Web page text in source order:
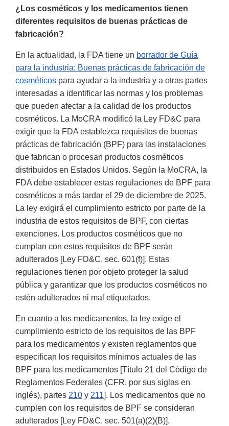
¿Los cosméticos y los medicamentos tienen
diferentes requisitos de buenas prácticas de
fabricación?
En la actualidad, la FDA tiene un borrador de Guía
para la industria: Buenas prácticas de fabricación de
cosméticos para ayudar a la industria y a otras partes
interesadas a identificar las normas y los problemas
que pueden afectar a la calidad de los productos
cosméticos. La MoCRA modificó la Ley FD&C para
exigir que la FDA establezca requisitos de buenas
prácticas de fabricación (BPF) para las instalaciones
que fabrican o procesan productos cosméticos
distribuidos en Estados Unidos. Según la MoCRA, la
FDA debe establecer estas regulaciones de BPF para
cosméticos a más tardar el 29 de diciembre de 2025.
La ley exigirá el cumplimiento estricto por parte de la
industria de estos requisitos de BPF, con ciertas
exenciones. Los productos cosméticos que no
cumplan con estos requisitos de BPF serán
adulterados [Ley FD&C, sec. 601(f)]. Estas
regulaciones tienen por objeto proteger la salud
pública y garantizar que los productos cosméticos no
estén adulterados ni mal etiquetados.
En cuanto a los medicamentos, la ley exige el
cumplimiento estricto de los requisitos de las BPF
para los medicamentos y existen reglamentos que
especifican los requisitos mínimos actuales de las
BPF para los medicamentos [Título 21 del Código de
Reglamentos Federales (CFR, por sus siglas en
inglés), partes 210 y 211]. Los medicamentos que no
cumplen con los requisitos de BPF se consideran
adulterados [Ley FD&C, sec. 501(a)(2)(B)].